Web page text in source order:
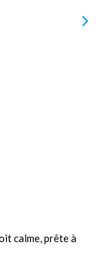
calme, prête à